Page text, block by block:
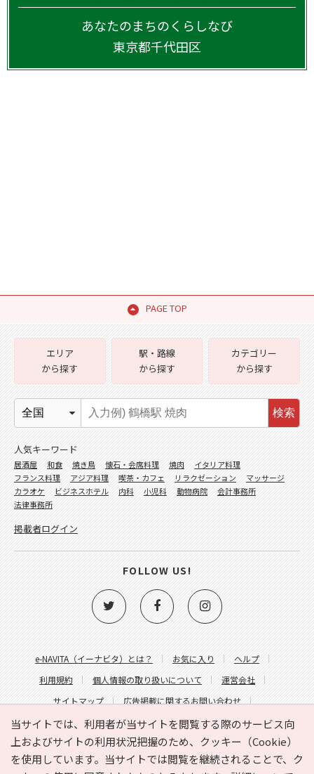
あなたのまちのくらしなび
東京都千代田区
PAGE TOP
当サイトでは、利用者が当サイトを閲覧する際のサービス向
上およびサイトの利用状況把握のため、クッキー（Cookie）
を使用しています。当サイトでは閲覧を継続されることで、ク
e-NAVITA（イーナビタ）とは？ お気に入り
ヘルプ
利用規約
個人情報の取り扱いについて
運営会社
サイトマップ
広告掲載に関するお問い合わせ
サイトの内容に関するお問い合わせ
エリア
から探す
駅・路線
から探す
カテゴリー
から探す
検索
人気キーワード
居酒屋 和食 焼き鳥 懐石・会席料理 焼肉
イタリア料理
フランス料理
アジア料理 喫茶・カフェ リラクゼーション
マッサージ
カラオケ
ビジネスホテル 内科 小児科 動物病院
会計事務所
法律事務所
掲載者ログイン
FOLLOW US!